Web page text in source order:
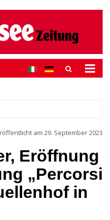
am 29. September 2023
Eröffnung
„Percorsi
in